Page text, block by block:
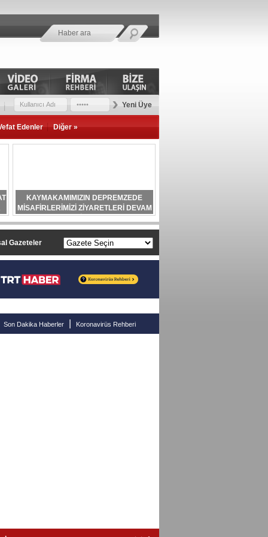
Yeni Üye
Edenler Diğer »
KAYMAKAMIMIZIN DEPREMZEDE
MİSAFİRLERİMİZİ ZİYARETLERİ DEVAM
EDİYOR.
Gazeteler